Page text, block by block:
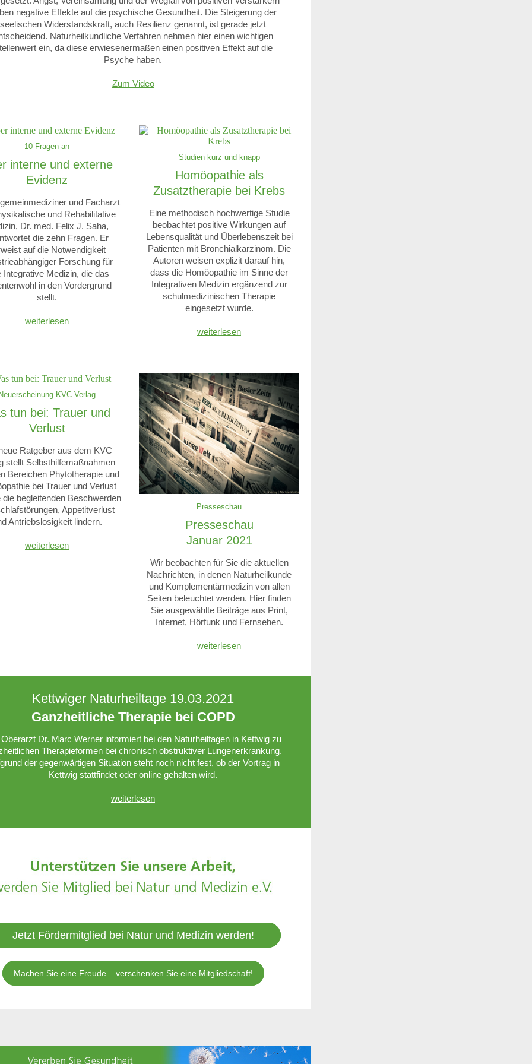
negative Effekte auf die psychische Gesundheit. Die Steigerung der
seelischen Widerstandskraft, auch Resilienz genannt, ist gerade jetzt
Naturheilkundliche Verfahren nehmen hier einen wichtigen
ein, da diese erwiesenermaßen einen positiven Effekt auf die
Psyche haben.
Zum Video
10 Fragen an
interne und externe
Evidenz
und Facharzt
und Rehabilitative
Dr. med. Felix J. Saha,
die zehn Fragen. Er
auf die Notwendigkeit
Forschung für
Integrative Medizin, die das
in den Vordergrund
stellt.
weiterlesen
Studien kurz und knapp
Homöopathie als
Zusatztherapie bei Krebs
Eine methodisch hochwertige Studie
beobachtet positive Wirkungen auf
Lebensqualität und Überlebenszeit bei
Patienten mit Bronchialkarzinom. Die
Autoren weisen explizit darauf hin,
dass die Homöopathie im Sinne der
Integrativen Medizin ergänzend zur
schulmedizinischen Therapie
eingesetzt wurde.
weiterlesen
Neuerscheinung KVC Verlag
tun bei: Trauer und
Verlust
Ratgeber aus dem KVC
stellt Selbsthilfemaßnahmen
Bereichen Phytotherapie und
bei Trauer und Verlust
die begleitenden Beschwerden
Appetitverlust
Antriebslosigkeit lindern.
weiterlesen
Presseschau
Presseschau
Januar 2021
Wir beobachten für Sie die aktuellen
Nachrichten, in denen Naturheilkunde
und Komplementärmedizin von allen
Seiten beleuchtet werden. Hier finden
Sie ausgewählte Beiträge aus Print,
Internet, Hörfunk und Fernsehen.
weiterlesen
Kettwiger Naturheiltage 19.03.2021
Ganzheitliche Therapie bei COPD
Dr. Marc Werner informiert bei den Naturheiltagen in Kettwig zu
Therapieformen bei chronisch obstruktiver Lungenerkrankung.
der gegenwärtigen Situation steht noch nicht fest, ob der Vortrag in
Kettwig stattfindet oder online gehalten wird.
weiterlesen
Jetzt Fördermitglied bei Natur und Medizin werden!
Machen Sie eine Freude – verschenken Sie eine Mitgliedschaft!